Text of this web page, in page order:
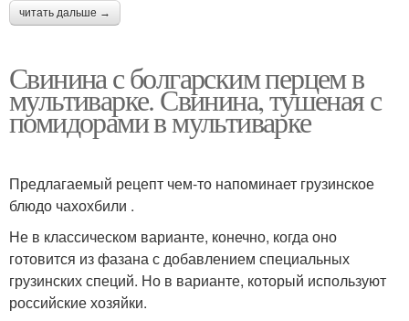
читать дальше →
Свинина с болгарским перцем в
мультиварке. Свинина, тушеная с
помидорами в мультиварке
Предлагаемый рецепт чем-то напоминает грузинское
блюдо чахохбили .
Не в классическом варианте, конечно, когда оно
готовится из фазана с добавлением специальных
грузинских специй. Но в варианте, который используют
российские хозяйки.